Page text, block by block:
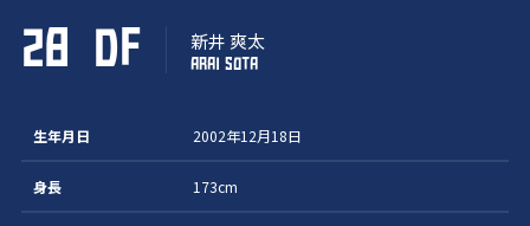
28 DF 新井 爽太
ARAI SOTA
生年月日 2002年12月18日
身長 173cm